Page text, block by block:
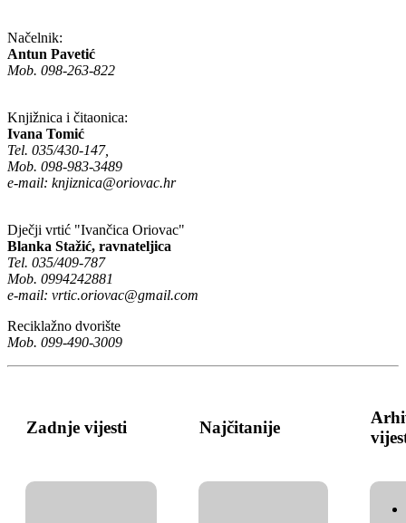
Načelnik:
Antun Pavetić
Mob. 098-263-822
Knjižnica i čitaonica:
Ivana Tomić
Tel. 035/430-147,
Mob. 098-983-3489
e-mail: knjiznica@oriovac.hr
Dječji vrtić "Ivančica Oriovac"
Blanka Stažić, ravnateljica
Tel. 035/409-787
Mob. 0994242881
e-mail: vrtic.oriovac@gmail.com
Reciklažno dvorište
Mob. 099-490-3009
Zadnje vijesti Najčitanije